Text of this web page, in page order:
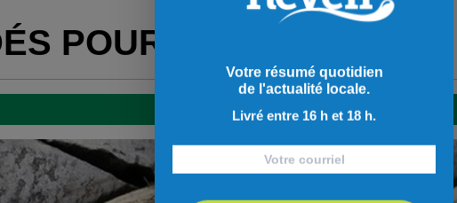
POUR VOUS
Votre résumé quotidien
de l'actualité locale.
Livré entre 16 h et 18 h.